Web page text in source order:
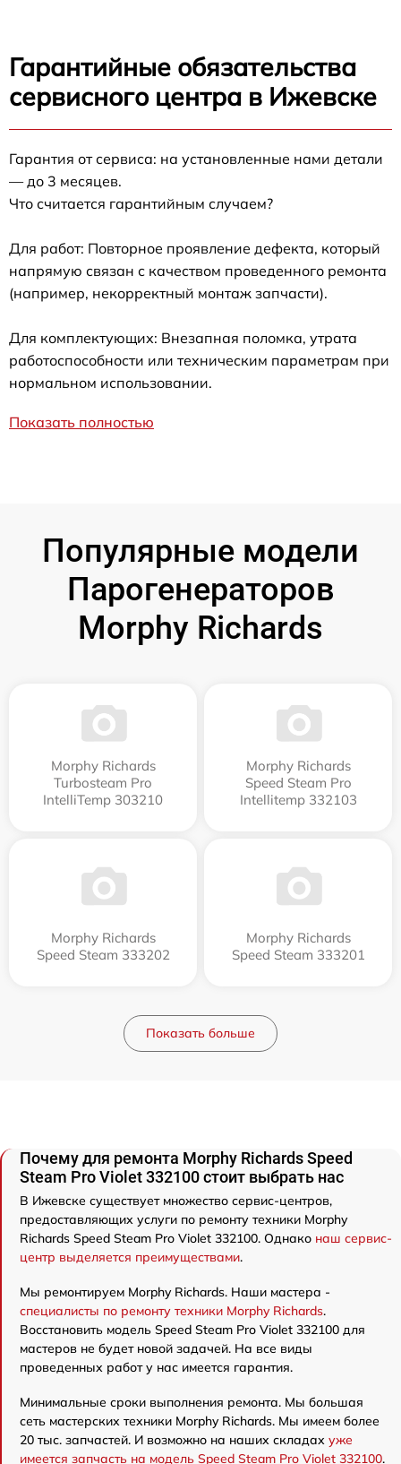
Гарантийные обязательства
сервисного центра в Ижевске
Гарантия от сервиса: на установленные нами детали
— до 3 месяцев.
Что считается гарантийным случаем?
Для работ: Повторное проявление дефекта, который
напрямую связан с качеством проведенного ремонта
(например, некорректный монтаж запчасти).
Для комплектующих: Внезапная поломка, утрата
работоспособности или техническим параметрам при
нормальном использовании.
Показать полностью
Популярные модели
Парогенераторов
Morphy Richards
Morphy Richards
Turbosteam Pro
IntelliTemp 303210
Morphy Richards
Speed Steam Pro
Intellitemp 332103
Morphy Richards
Speed Steam 333202
Morphy Richards
Speed Steam 333201
Показать больше
Почему для ремонта Morphy Richards Speed
Steam Pro Violet 332100 стоит выбрать нас
В Ижевске существует множество сервис-центров,
предоставляющих услуги по ремонту техники Morphy
Richards Speed Steam Pro Violet 332100. Однако наш сервис-
центр выделяется преимуществами.
Мы ремонтируем Morphy Richards. Наши мастера -
специалисты по ремонту техники Morphy Richards.
Восстановить модель Speed Steam Pro Violet 332100 для
мастеров не будет новой задачей. На все виды
проведенных работ у нас имеется гарантия.
Минимальные сроки выполнения ремонта. Мы большая
сеть мастерских техники Morphy Richards. Мы имеем более
20 тыс. запчастей. И возможно на наших складах уже
имеется запчасть на модель Speed Steam Pro Violet 332100.